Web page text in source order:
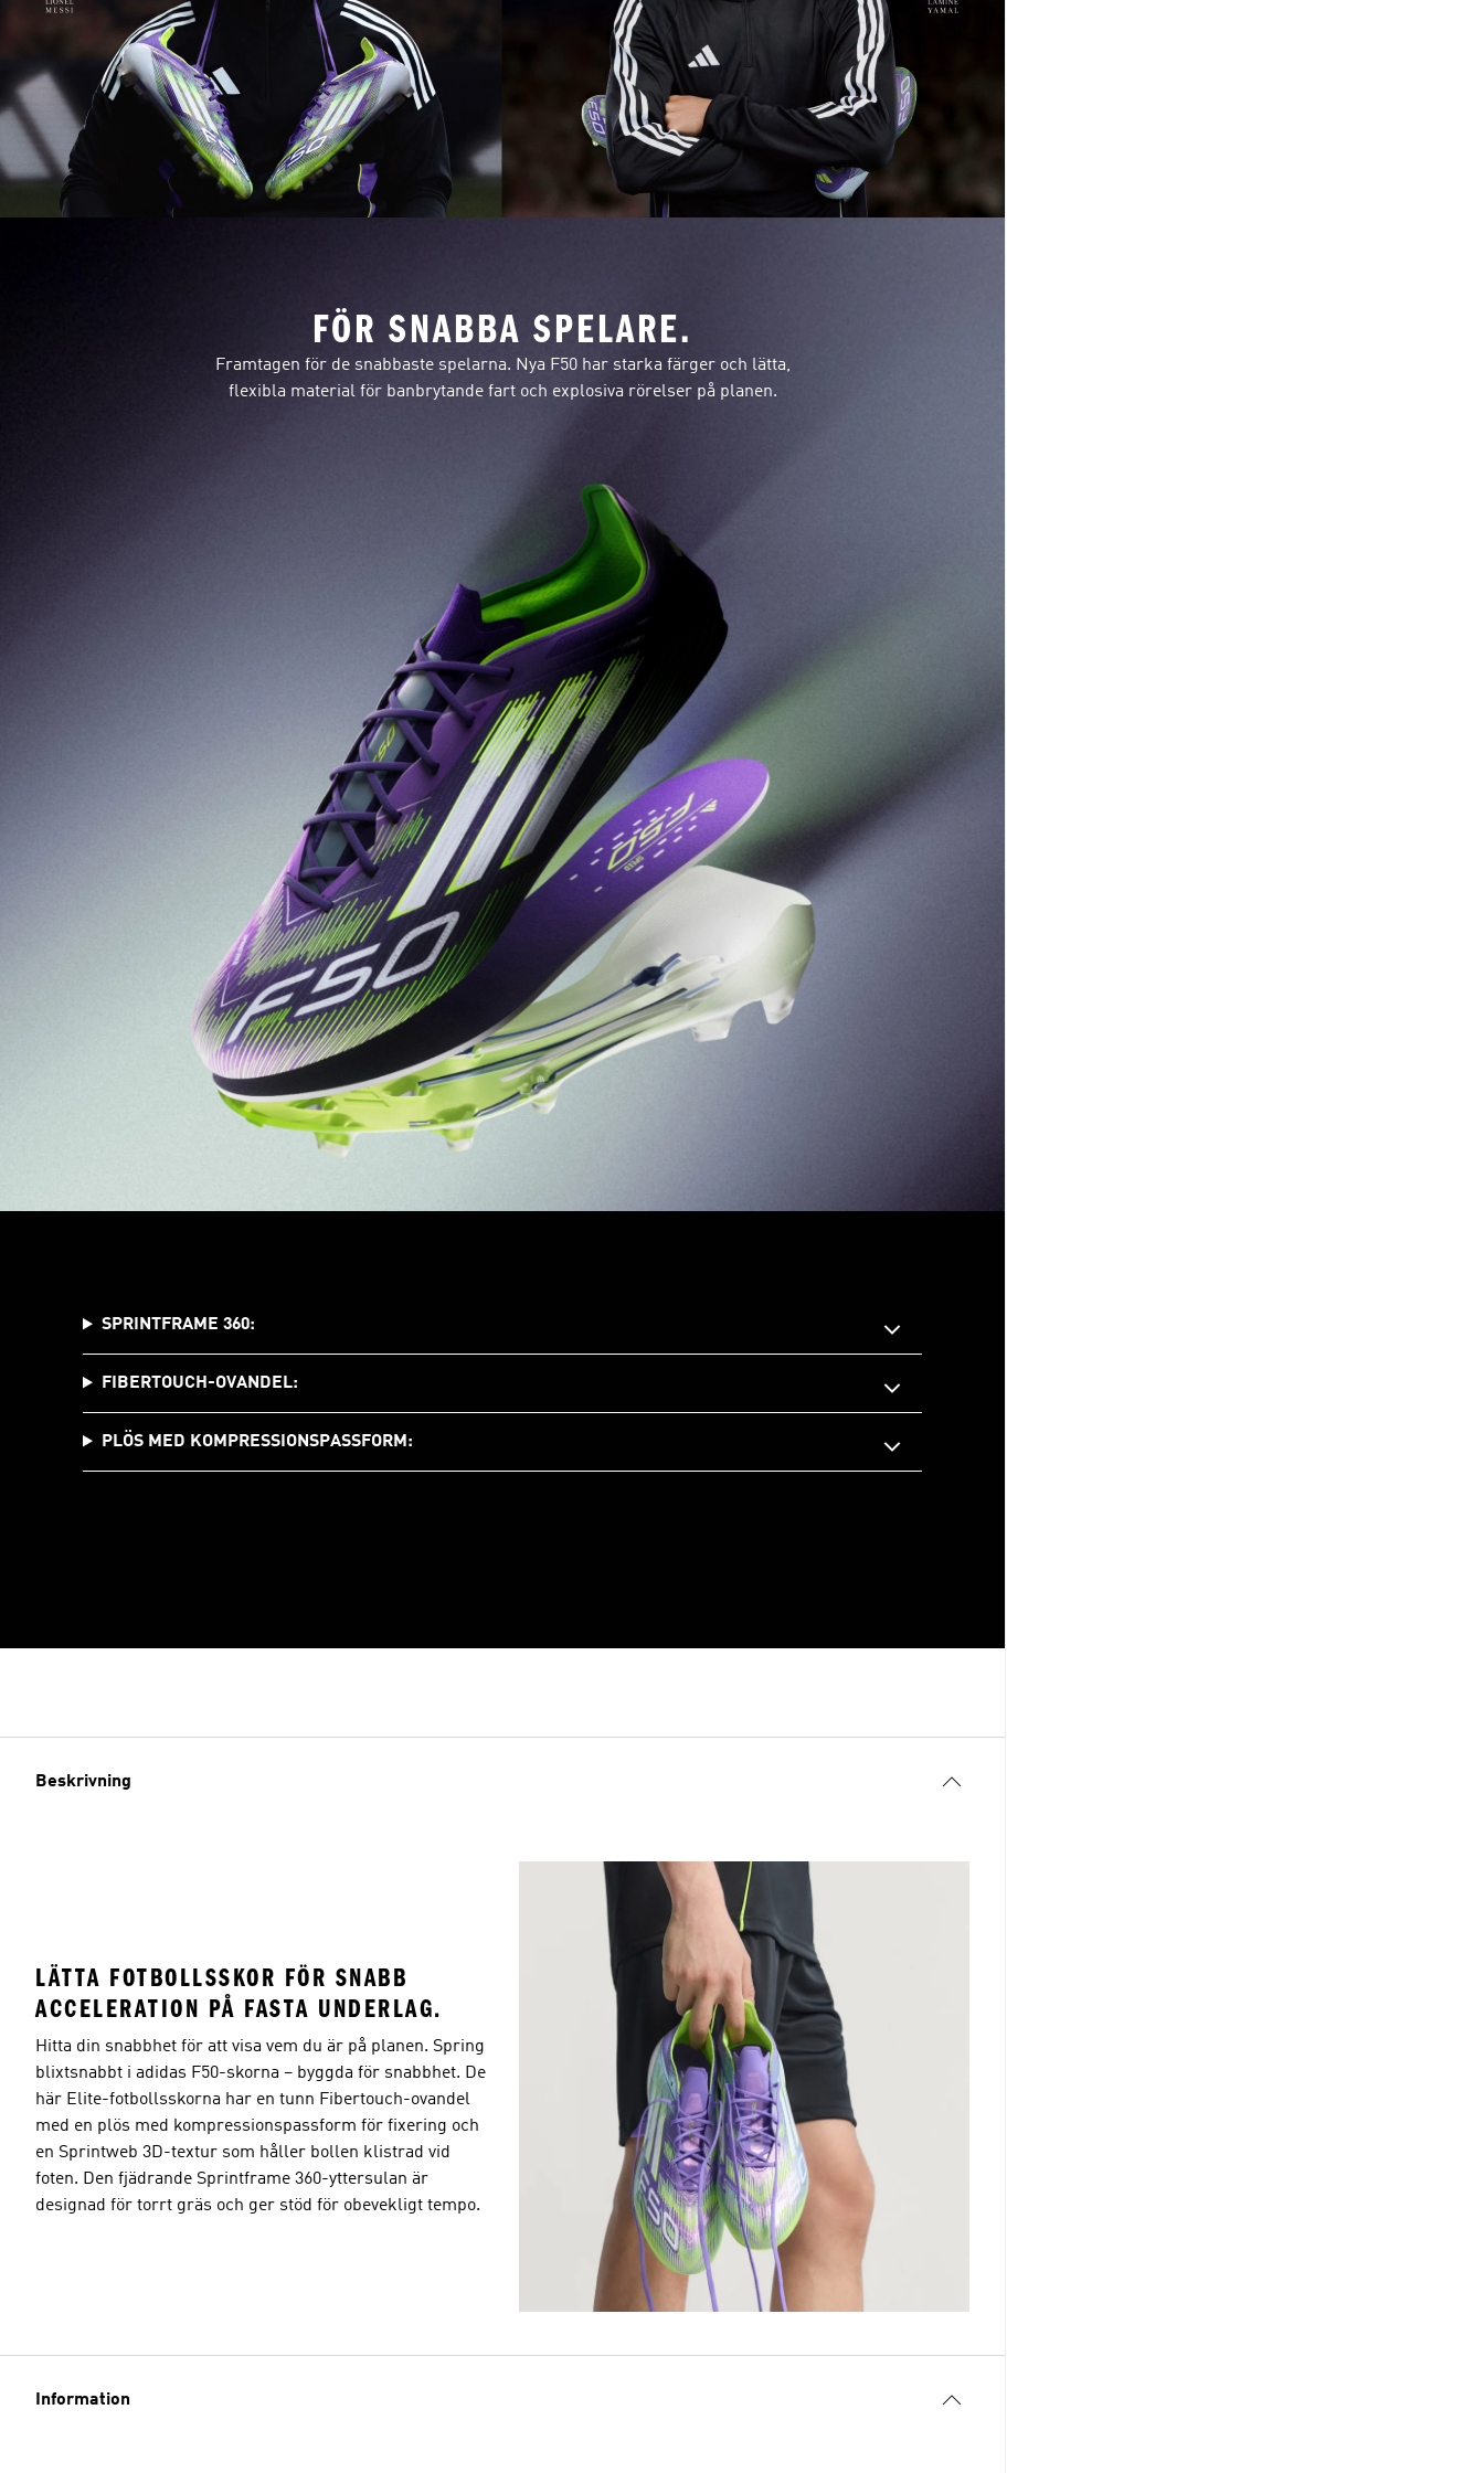
FÖR SNABBA SPELARE.
Framtagen för de snabbaste spelarna. Nya F50 har starka färger och lätta,
flexibla material för banbrytande fart och explosiva rörelser på planen.
SPRINTFRAME 360:
FIBERTOUCH-OVANDEL:
PLÖS MED KOMPRESSIONSPASSFORM:
Beskrivning
LÄTTA FOTBOLLSSKOR FÖR SNABB
ACCELERATION PÅ FASTA UNDERLAG.
Hitta din snabbhet för att visa vem du är på planen. Spring
blixtsnabbt i adidas F50-skorna – byggda för snabbhet. De
här Elite-fotbollsskorna har en tunn Fibertouch-ovandel
med en plös med kompressionspassform för fixering och
en Sprintweb 3D-textur som håller bollen klistrad vid
foten. Den fjädrande Sprintframe 360-yttersulan är
designad för torrt gräs och ger stöd för obevekligt tempo.
Information